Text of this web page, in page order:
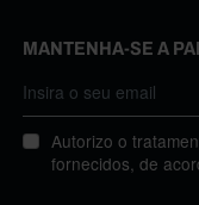
MANTENHA-SE A
Autorizo o
fornecidos, de